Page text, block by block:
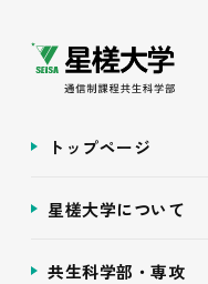
トップページ
星槎大学について
共生科学部・専攻